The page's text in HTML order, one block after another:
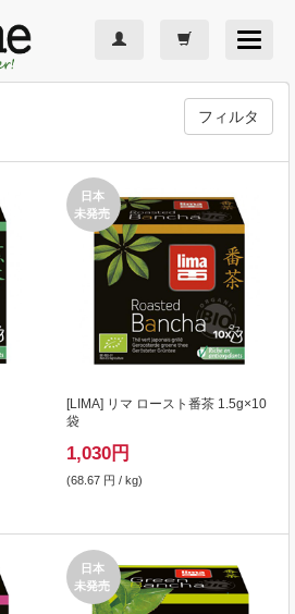
Toggle
フィルタ
日本
未発売
[LIMA] リマ ロースト番茶 1.5g×10
袋
1,030円
(68.67 円 / kg)
日本
未発売